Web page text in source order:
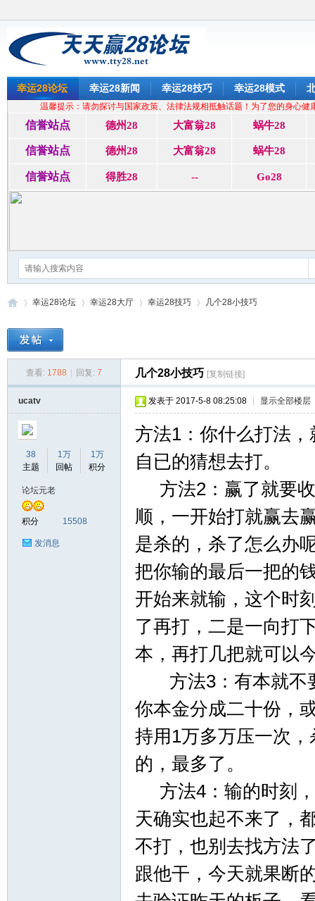
幸运28论坛 幸运28新闻 幸运28技巧 幸运28模式
温馨提示：请勿探讨与国家政策、法律法规相抵触话题！为了您的身心
信誉站点 德州28 大富翁28 蜗牛28
信誉站点 德州28 大富翁28 蜗牛28
信誉站点 得胜28 -- Go28
幸运28论坛 幸运28大厅 幸运28技巧 几个28小技巧
查看: 1788 回复: 7 几个28小技巧 [复制链接]
ucatv
38
主题
1万
回帖
1万
积分
论坛元老
积分 15508
发消息
发表于 2017-5-8 08:25:08 显示全部楼层
方法1：你什么打法
自已的猜想去打。
方法2：赢了就要收
顺，一开始打就赢去
是杀的，杀了怎么办
把你输的最后一把的
开始来就输，这个时
了再打，二是一向打
本，再打几把就可以
方法3：有本就不
你本金分成二十份，
持用1万多万压一次
的，最多了。
方法4：输的时刻，
天确实也起不来了，
不打，也别去找方法
跟他干，今天就果断